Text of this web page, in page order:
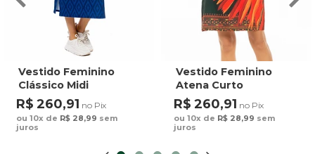
Vestido Feminino
Clássico Midi
Estampado Maxi
Arara Fundo Azul
R$ 260,91 no Pix
ou 10x de R$ 28,99 sem
juros
Vestido Feminino
Atena Curto
Estampado Cocares
Barrado Fundo Verde
R$ 260,91 no Pix
ou 10x de R$ 28,99 sem
juros